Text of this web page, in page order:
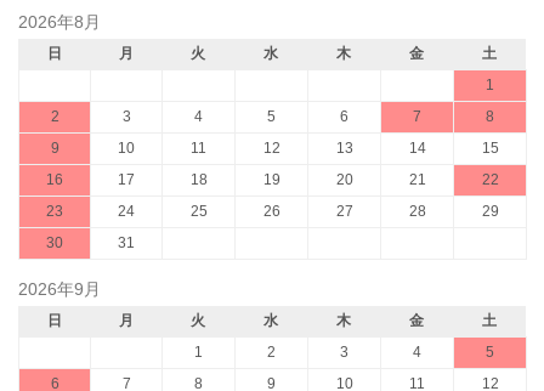
2026年8月
日 月 火 水 木 金
土
1
2
3 4 5 6 7
8
9
10 11 12 13 14
15
16
17 18 19 20 21
22
23
24 25 26 27 28
29
30
31
2026年9月
日 月 火 水 木 金
土
1
2 3 4
5
6
7 8 9 10 11
12